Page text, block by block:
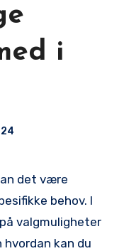
i
behov. I
valgmuligheter
hvordan kan du